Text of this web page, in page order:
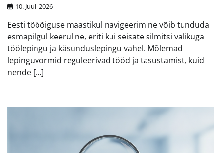
10. Juuli 2026
Eesti tööõiguse maastikul navigeerimine võib tunduda
esmapilgul keeruline, eriti kui seisate silmitsi valikuga
töölepingu ja käsunduslepingu vahel. Mõlemad
lepinguvormid reguleerivad tööd ja tasustamist, kuid
nende […]